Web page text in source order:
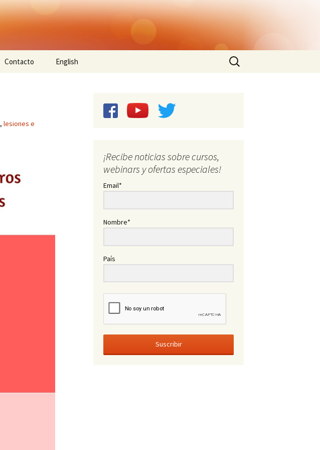
Contacto English
Buscar:
, lesiones e
¡Recibe noticias sobre cursos,
webinars y ofertas especiales!
Email*
Nombre*
País
Suscribir